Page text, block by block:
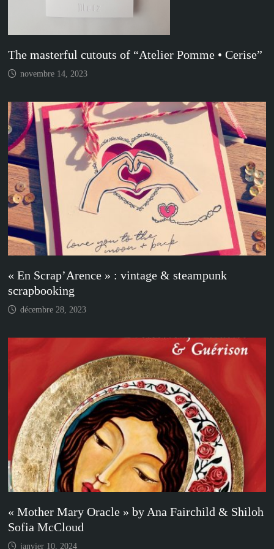
The masterful cutouts of “Atelier Pomme • Cerise”
novembre 14, 2023
« En Scrap’Arence » : vintage & steampunk
scrapbooking
décembre 28, 2023
« Mother Mary Oracle » by Ana Fairchild & Shiloh
Sofia McCloud
janvier 10, 2024